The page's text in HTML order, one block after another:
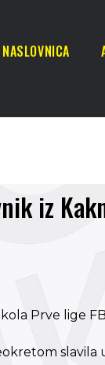
NASLOVNICA
iz
Prve lige
slavila